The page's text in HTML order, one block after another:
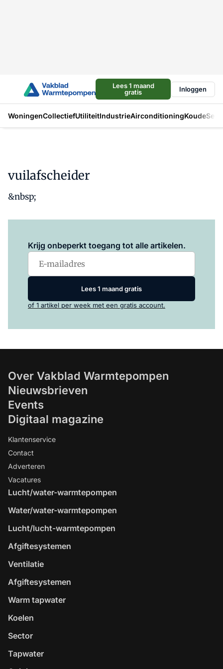
Lees 1 maand
gratis
Inloggen
WoningenCollectiefUtiliteitIndustrieAirconditioningKoude
vuilafscheider
&nbsp;
Krijg onbeperkt toegang tot alle artikelen.
Lees 1 maand gratis
of 1 artikel per week met een gratis account.
Over Vakblad Warmtepompen
Nieuwsbrieven
Events
Digitaal magazine
Klantenservice
Contact
Adverteren
Vacatures
Lucht/water-warmtepompen
Water/water-warmtepompen
Lucht/lucht-warmtepompen
Afgiftesystemen
Ventilatie
Afgiftesystemen
Warm tapwater
Koelen
Sector
Tapwater